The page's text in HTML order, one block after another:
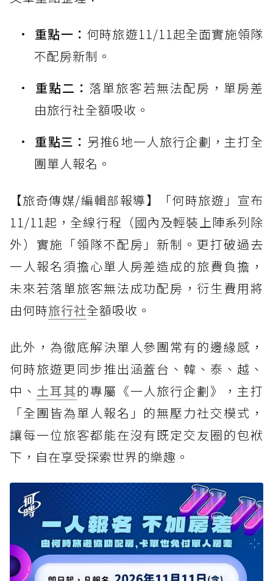
重點一： 何時旅遊11/11起全面實施領隊
不配房新制。
重點二： 落單旅客若無法配房，單房差
由旅行社全額吸收。
重點三： 另推6地一人旅行企劃，主打全
團單人報名。
【旅奇傳媒/編輯部報導】「何時旅遊」宣布
11/11起，全線行程（國內及輕裝上陣系列除
外）實施「領隊不配房」新制。更打破過去
一人報名須擔心單人房差造成的旅費負擔，
未來若落單旅客無法成功配房，衍生費用將
由何時旅行社全額吸收。
此外，為徹底解決單人參團常有的邊緣感，
何時旅遊更同步推出涵蓋台、韓、泰、越、
中、 土耳其的專屬《一人旅行企劃》，主打
「全團皆為單人報名」的無壓力社交模式，
讓每一位旅客都能在沒有既定交友圈的包袱
下，自在享受探索世界的樂趣。